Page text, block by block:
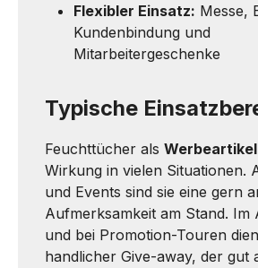
Flexibler Einsatz: Messe,
Kundenbindung und
Mitarbeitergeschenke
Typische
Feuchttücher als Werbeartikel
Wirkung in vielen Situationen.
und Events sind sie eine gern
Aufmerksamkeit am Stand. Im
und bei Promotion-Touren
handlicher Give-away, der gut